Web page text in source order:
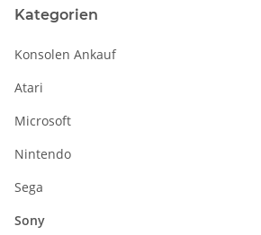
Kategorien
Konsolen Ankauf
Atari
Microsoft
Nintendo
Sega
Sony